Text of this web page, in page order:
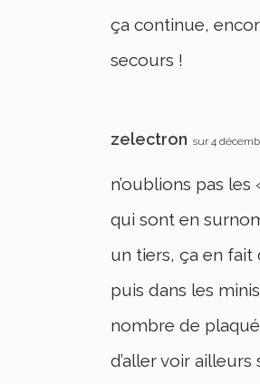
ça continue,
secours !
zelectron sur 4
n’oublions pas
qui sont en
un tiers, ça en fait
puis dans les
nombre de
d’aller voir ailleurs